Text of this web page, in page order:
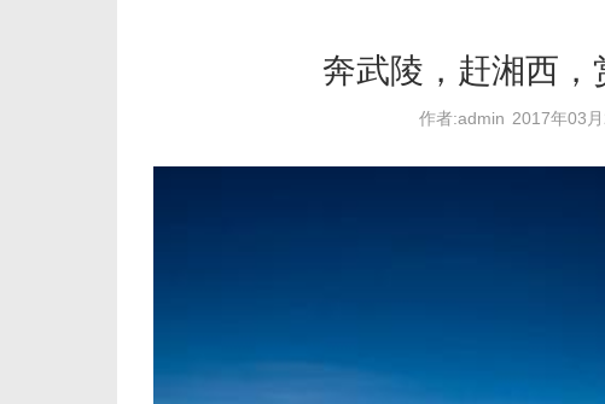
奔武陵，赶湘西
作者:admin 2017年03月